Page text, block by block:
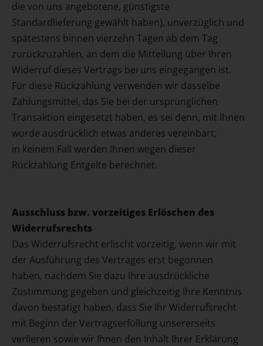
die von uns angebotene, günstigste
Standardlieferung gewählt haben), unverzüglich und
spätestens binnen vierzehn Tagen ab dem Tag
zurückzuzahlen, an dem die Mitteilung über Ihren
Widerruf dieses Vertrags bei uns eingegangen ist.
Für diese Rückzahlung verwenden wir dasselbe
Zahlungsmittel, das Sie bei der ursprünglichen
Transaktion eingesetzt haben, es sei denn, mit Ihnen
wurde ausdrücklich etwas anderes vereinbart;
in keinem Fall werden Ihnen wegen dieser
Rückzahlung Entgelte berechnet.
Ausschluss bzw. vorzeitiges Erlöschen des
Widerrufsrechts
Das Widerrufsrecht erlischt vorzeitig, wenn wir mit
der Ausführung des Vertrages erst begonnen
haben, nachdem Sie dazu Ihre ausdrückliche
Zustimmung gegeben und gleichzeitig Ihre Kenntnis
davon bestätigt haben, dass Sie Ihr Widerrufsrecht
mit Beginn der Vertragserfüllung unsererseits
verlieren sowie wir Ihnen den Inhalt Ihrer Erklärung